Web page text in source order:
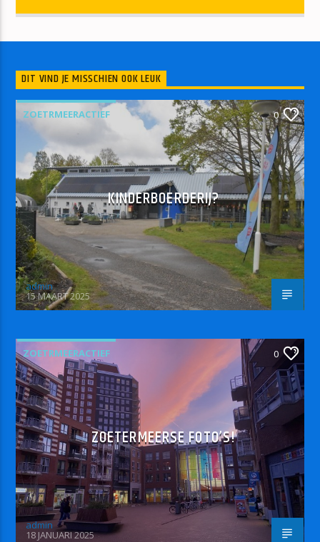
DIT VIND JE MISSCHIEN OOK LEUK
ZOETRMEERACTIEF 0
KINDERBOERDERIJ?
admin
15 MAART 2025
ZOETRMEERACTIEF 0
ZOETERMEERSE FOTO’S!
admin
18 JANUARI 2025